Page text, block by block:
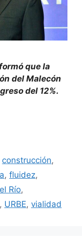
que la
del Malecón
del 12%.
construcción,
, fluidez,
Río,
, URBE, vialidad